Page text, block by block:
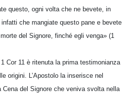
questo, ogni volta che ne bevete, in
che mangiate questo pane e bevete
del Signore, finché egli venga» (1
Cor 11 è ritenuta la prima testimonianza
origini. L’Apostolo la inserisce nel
del Signore che veniva svolta nella